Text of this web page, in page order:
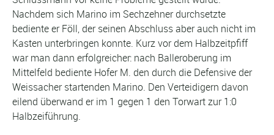
Nachdem sich Marino im Sechzehner durchsetzte
bediente er Föll, der seinen Abschluss aber auch nicht im
Kasten unterbringen konnte. Kurz vor dem Halbzeitpfiff
war man dann erfolgreicher: nach Balleroberung im
Mittelfeld bediente Hofer M. den durch die Defensive der
Weissacher startenden Marino. Den Verteidigern davon
eilend überwand er im 1 gegen 1 den Torwart zur 1:0
Halbzeiführung.